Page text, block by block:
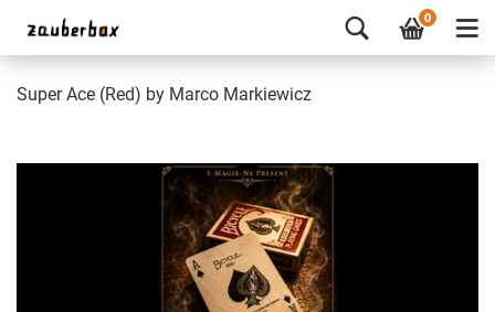
0
Super Ace (Red) by Marco Markiewicz